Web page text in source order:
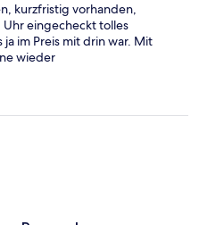
kurzfristig vorhanden,
Uhr eingecheckt tolles
im Preis mit drin war. Mit
wieder